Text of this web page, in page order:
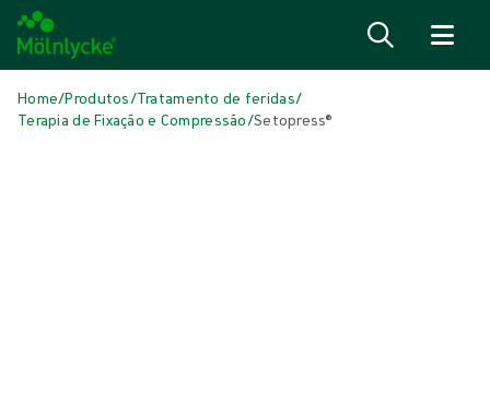
Home/Produtos/Tratamento de feridas/
Terapia de Fixação e Compressão/Setopress®